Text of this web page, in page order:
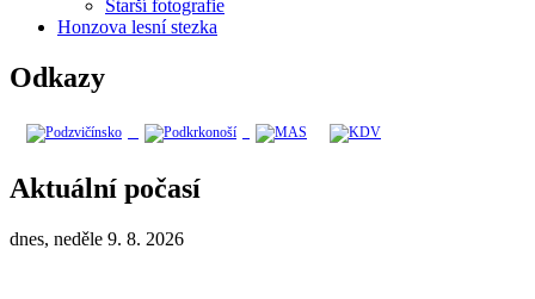
Starší fotografie
Honzova lesní stezka
Odkazy
Aktuální počasí
dnes, neděle 9. 8. 2026